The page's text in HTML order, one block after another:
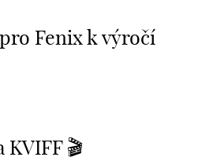
Fenix k výročí
🎬